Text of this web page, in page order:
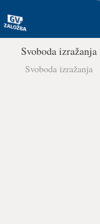
Svoboda izražanja
Svoboda izražanja